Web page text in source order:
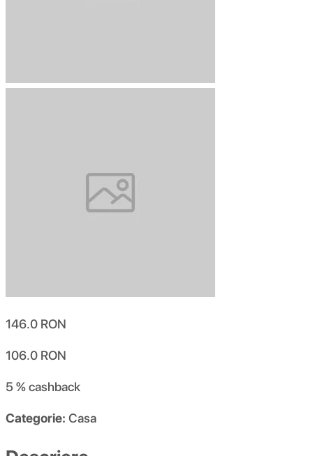
146.0 RON
106.0 RON
5 %cashback
Categorie: Casa